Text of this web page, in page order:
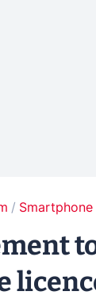
Smartphone